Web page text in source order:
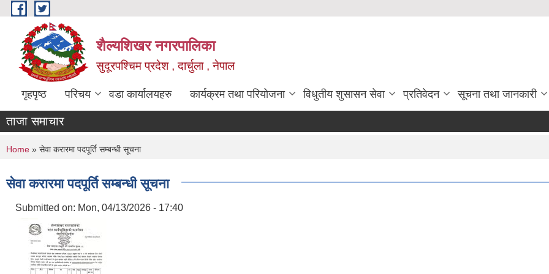
Skip to main content
शैल्यशिखर नगरपालिका
सुदूरपश्चिम प्रदेश , दार्चुला , नेपाल
गृहपृष्ठ परिचय वडा कार्यालयहरु कार्यक्रम तथा परियोजना विधुतीय शुसासन सेवा प्रतिवेदन सूचना तथा जानकारी
ताजा समाचार
You are here
Home » सेवा करारमा पदपूर्ति सम्बन्धी सूचना
सेवा करारमा पदपूर्ति सम्बन्धी सूचना
Submitted on: Mon, 04/13/2026 - 17:40